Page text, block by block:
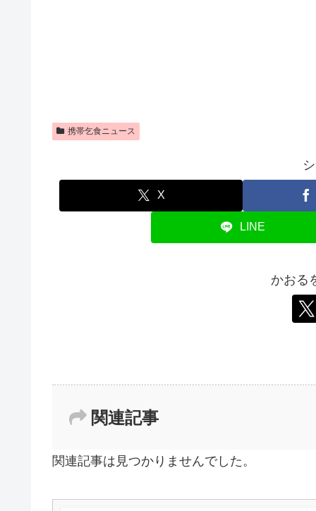
携帯乞食ニュース
X
LINE
かおる
関連記事
関連記事は見つかりませんでした。